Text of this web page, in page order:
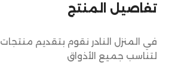
تفاصيل المنتج
في المنزل النادر نقوم بتقديم
لتناسب جميع الأذواق